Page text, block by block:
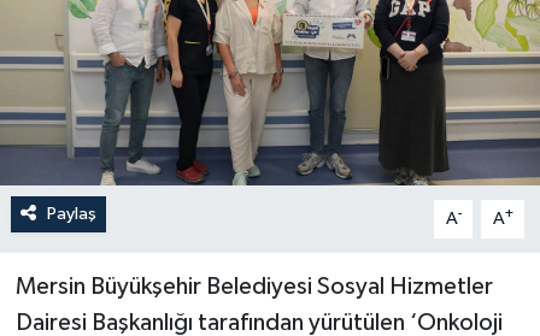
Paylaş A- A+
Mersin Büyükşehir Belediyesi Sosyal Hizmetler
Dairesi Başkanlığı tarafından yürütülen ‘Onkoloji